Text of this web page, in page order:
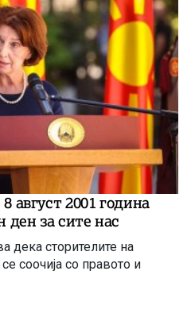
август 2001 година
ден за сите нас
дека сторителите на
соочија со правото и